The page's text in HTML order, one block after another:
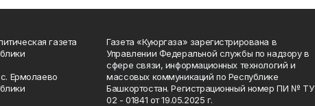
газета
Ермолаево
Газета «Куюргаза» зарегистрирована в
Управлении Федеральной службы по надзору в
сфере связи, информационных технологий и
массовых коммуникаций по Республике
Башкортостан. Регистрационный номер ПИ № ТУ
02 - 01841 от 19.05.2025 г.